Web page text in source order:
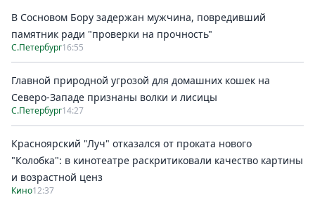
В Сосновом Бору задержан мужчина, повредивший
памятник ради "проверки на прочность"
С.Петербург16:55
Главной природной угрозой для домашних кошек на
Северо-Западе признаны волки и лисицы
С.Петербург14:27
Красноярский "Луч" отказался от проката нового
"Колобка": в кинотеатре раскритиковали качество картины
и возрастной ценз
Кино12:37